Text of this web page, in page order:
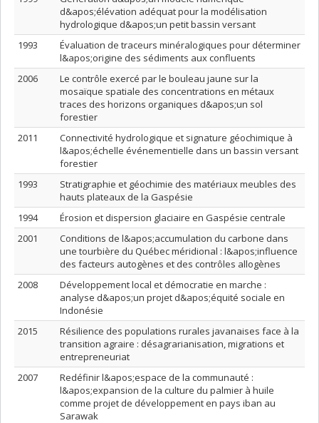
d&apos;élévation adéquat pour la modélisation
hydrologique d&apos;un petit bassin versant
1993
Évaluation de traceurs minéralogiques pour déterminer
l&apos;origine des sédiments aux confluents
2006
Le contrôle exercé par le bouleau jaune sur la
mosaïque spatiale des concentrations en métaux
traces des horizons organiques d&apos;un sol
forestier
2011
Connectivité hydrologique et signature géochimique à
l&apos;échelle événementielle dans un bassin versant
forestier
1993
Stratigraphie et géochimie des matériaux meubles des
hauts plateaux de la Gaspésie
1994
Érosion et dispersion glaciaire en Gaspésie centrale
2001
Conditions de l&apos;accumulation du carbone dans
une tourbière du Québec méridional : l&apos;influence
des facteurs autogènes et des contrôles allogènes
2008
Développement local et démocratie en marche :
analyse d&apos;un projet d&apos;équité sociale en
Indonésie
2015
Résilience des populations rurales javanaises face à la
transition agraire : désagrarianisation, migrations et
entrepreneuriat
2007
Redéfinir l&apos;espace de la communauté :
l&apos;expansion de la culture du palmier à huile
comme projet de développement en pays iban au
Sarawak